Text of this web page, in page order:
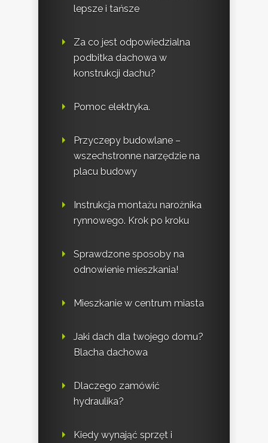
lepsze i tańsze
Za co jest odpowiedzialna
podbitka dachowa w
konstrukcji dachu?
Pomoc elektryka.
Przyczepy budowlane –
wszechstronne narzędzie na
placu budowy
Instrukcja montażu narożnika
rynnowego. Krok po kroku
Sprawdzone sposoby na
odnowienie mieszkania!
Mieszkanie w centrum miasta
Jaki dach dla twojego domu?
Blacha dachowa
Dlaczego zamówić
hydraulika?
Kiedy wynająć sprzęt i